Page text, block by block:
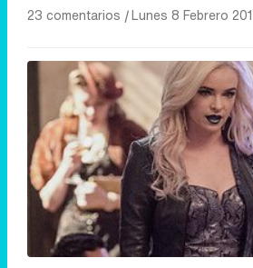
23 comentarios |Lunes 8 Febrero